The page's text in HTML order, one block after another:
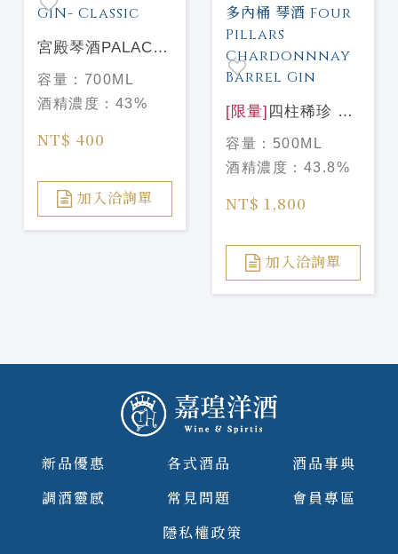
宮殿琴酒PALACE
GIN- Classic
容量： 700ML
酒精濃度： 43%
NT$ 400
加入洽詢單
[限量] 四柱稀珍 限
量 夏多內桶 琴酒
Four Pillars
Chardonnnay
Barrel Gin
容量： 500ML
酒精濃度： 43.8%
NT$ 1,800
加入洽詢單
新品優惠 各式酒品
酒品事典
調酒靈感
常見問題
會員專區
隱私權政策